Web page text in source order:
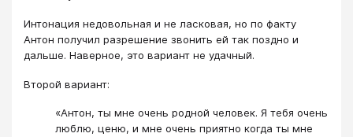
Интонация недовольная и не ласковая, но по факту
Антон получил разрешение звонить ей так поздно и
дальше. Наверное, это вариант не удачный.
Второй вариант:
«Антон, ты мне очень родной человек. Я тебя очень
люблю, ценю, и мне очень приятно когда ты мне